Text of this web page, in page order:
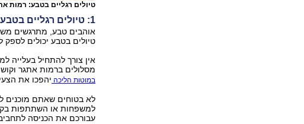
טיולים רגליים בטבע: רמות
1: טיולים רגליים בטבע
אוהבים טבע, מתרגשים
טיולים בטבע יכולים לספק
אין צורך להתחיל בעלייה
מסלולים ברמות אתגר
במוטות הליכה יהפכו את
לא בטוחים שאתם מוכנים
למשפחות או השתתפות
עבורכם את הכניסה